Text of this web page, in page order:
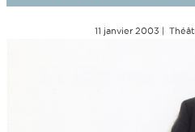
11 janvier 2003